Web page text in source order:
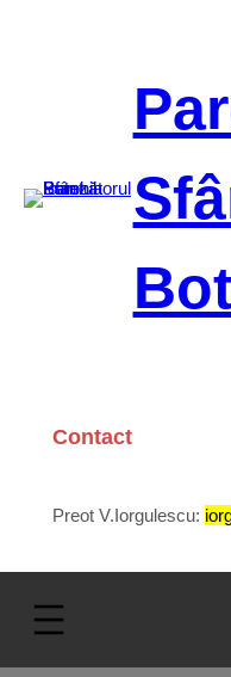
Contact
Preot V.Iorgulescu: